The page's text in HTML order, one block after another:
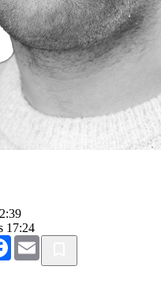
17:24
Facebook
Email